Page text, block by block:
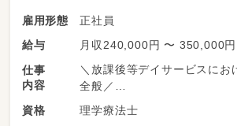
雇用形態
正社員
給与
月収240,000円 〜 350,000円
仕事
内容
＼放課後等デイサービスにお
全般／
学校やご家庭での日常生活に
資格 理学療法士